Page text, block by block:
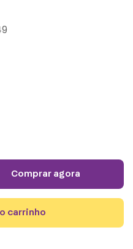
comprar agora
carrinho